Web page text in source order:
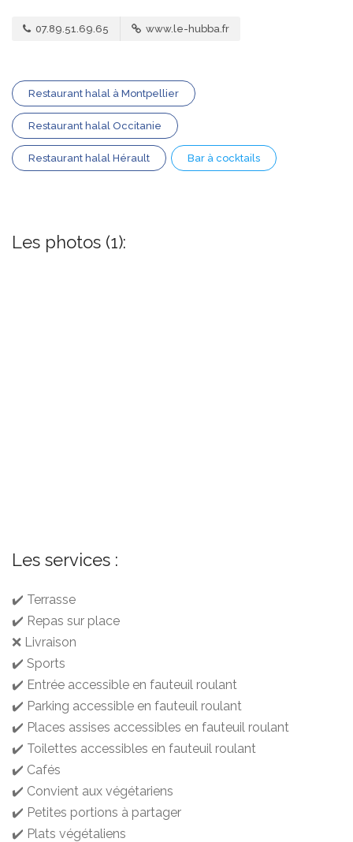
07.89.51.69.65 www.le-hubba.fr
Restaurant halal à Montpellier
Restaurant halal Occitanie
Restaurant halal Hérault Bar à cocktails
Les photos (1):
Les services :
✔️ Terrasse
✔️ Repas sur place
❌ Livraison
✔️ Sports
✔️ Entrée accessible en fauteuil roulant
✔️ Parking accessible en fauteuil roulant
✔️ Places assises accessibles en fauteuil roulant
✔️ Toilettes accessibles en fauteuil roulant
✔️ Cafés
✔️ Convient aux végétariens
✔️ Petites portions à partager
✔️ Plats végétaliens